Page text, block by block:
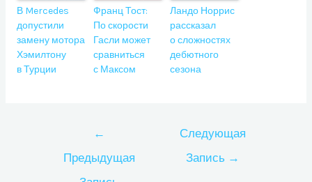
В Mercedes
допустили
замену мотора
Хэмилтону
в Турции
Франц Тост:
По скорости
Гасли может
сравниться
с Максом
Ландо Норрис
рассказал
о сложностях
дебютного
сезона
записям
←
Предыдущая
Следующая
Запись →